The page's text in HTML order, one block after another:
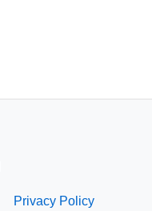
Privacy Policy